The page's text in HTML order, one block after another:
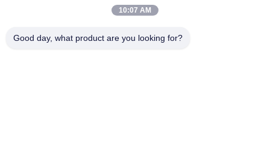
हमारे बारे में
10:07 AM
Good day, what product are you looking for?